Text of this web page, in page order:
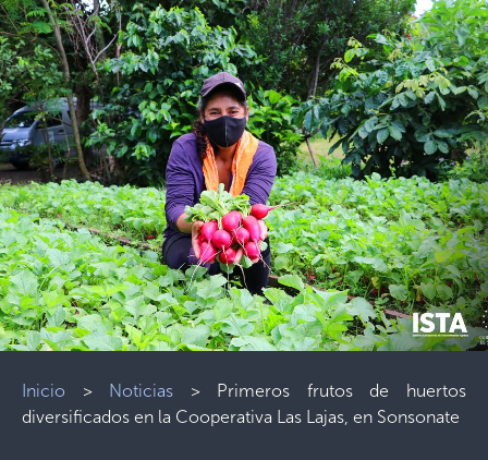
Inicio > Noticias > Primeros frutos de huertos
diversificados en la Cooperativa Las Lajas, en Sonsonate